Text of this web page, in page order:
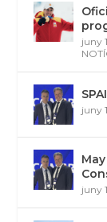
juny
juny
juny